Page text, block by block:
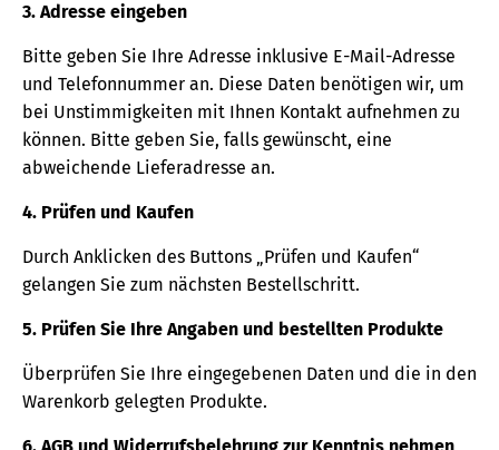
3. Adresse eingeben
Bitte geben Sie Ihre Adresse inklusive E-Mail-Adresse
und Telefonnummer an. Diese Daten benötigen wir, um
bei Unstimmigkeiten mit Ihnen Kontakt aufnehmen zu
können. Bitte geben Sie, falls gewünscht, eine
abweichende Lieferadresse an.
4. Prüfen und Kaufen
Durch Anklicken des Buttons „Prüfen und Kaufen“
gelangen Sie zum nächsten Bestellschritt.
5. Prüfen Sie Ihre Angaben und bestellten Produkte
Überprüfen Sie Ihre eingegebenen Daten und die in den
Warenkorb gelegten Produkte.